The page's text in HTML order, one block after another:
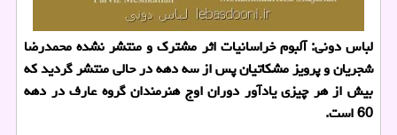
لباس دونی: آلبوم خراسانیات اثر مشترك و منتشر نشده محمدرضا
شجریان و پرویز مشكاتیان پس از سه دهه در حالی منتشر گردید كه
بیش از هر چیزی یادآور دوران اوج هنرمندان گروه عارف در دهه
60 است.